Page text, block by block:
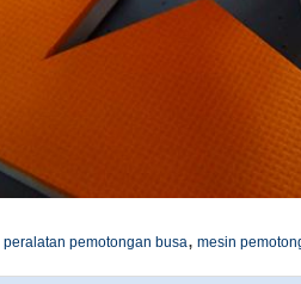
peralatan pemotongan busa, mesin